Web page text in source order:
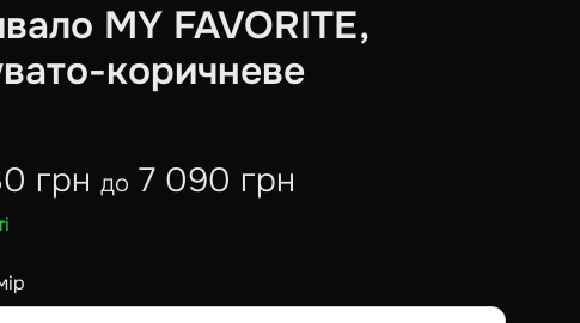
MY FAVORITE,
коричневе
грн до 7 090 грн